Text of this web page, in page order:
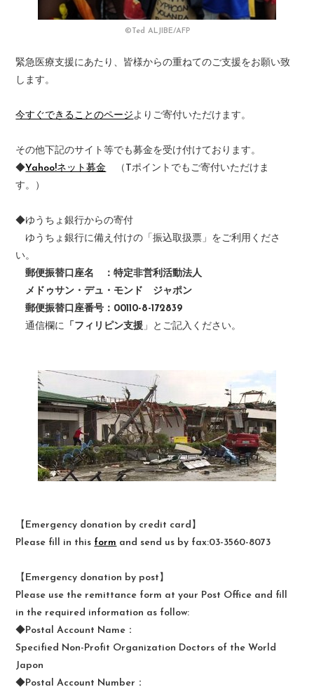
©Ted ALJIBE/AFP
緊急医療支援にあたり、皆様からの重ねてのご支援をお願い致
します。
今すぐできることのページよりご寄付いただけます。
その他下記のサイト等でも募金を受け付けております。
◆Yahoo!ネット募金 （Tポイントでもご寄付いただけま
す。）
◆ゆうちょ銀行からの寄付
ゆうちょ銀行に備え付けの「振込取扱票」をご利用くださ
い。
郵便振替口座名 ：特定非営利活動法人
メドゥサン・デュ・モンド ジャポン
郵便振替口座番号：00110-8-172839
通信欄に 「フィリピン支援」とご記入ください。
【Emergency donation by credit card】
Please fill in this form and send us by fax:03-3560-8073
【Emergency donation by post】
Please use the remittance form at your Post Office and fill
in the required information as follow:
◆Postal Account Name：
Specified Non-Profit Organization Doctors of the World
Japon
◆Postal Account Number：